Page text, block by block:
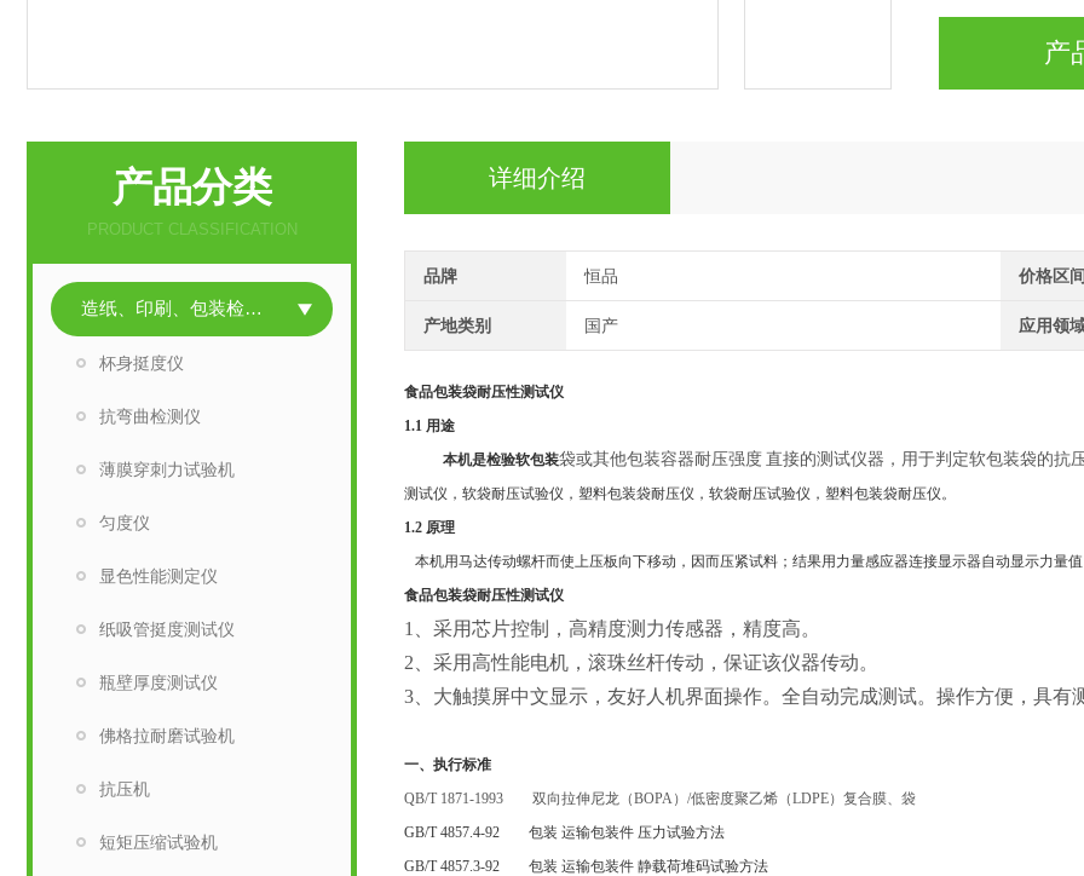
产
详细介绍
品牌 恒品 价格区
产地类别 国产 应用领
食品包装袋耐压性测试仪
1.1 用途
本机是检验软包装袋或其他包装容器耐压强度 直接的测试仪器，用于判定软包装袋的抗
测试仪 ， 软袋耐压试验仪 ， 塑料包装袋耐压仪 ，软袋耐压试验仪，塑料包装袋耐压仪。
1.2 原理
本机用马达传动螺杆而使上压板向下移动，因而压紧试料；结果用力量感应器连接显示器自动显示力量
食品包装袋耐压性测试仪
1、采用芯片控制，高精度测力传感器，精度高。
2、采用高性能电机，滚珠丝杆传动，保证该仪器传动。
3、大触摸屏中文显示，友好人机界面操作。全自动完成测试。操作方便，具有
一、执行标准
QB/T 1871-1993 双向拉伸尼龙（BOPA） /低密度聚乙烯（LDPE）复合膜、袋
GB/T 4857.4-92 包装 运输包装件 压力试验方法
GB/T 4857.3-92 包装 运输包装件 静载荷堆码试验方法
产品分类
PRODUCT CLASSIFICATION
造纸、印刷、包装检测仪器
杯身挺度仪
抗弯曲检测仪
薄膜穿刺力试验机
匀度仪
显色性能测定仪
纸吸管挺度测试仪
瓶壁厚度测试仪
佛格拉耐磨试验机
抗压机
短矩压缩试验机